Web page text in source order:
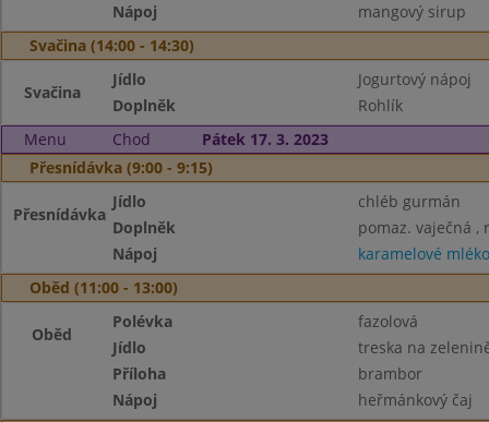
Nápoj
mangový sirup
Svačina (14:00 - 14:30)
Svačina
Jídlo
Jogurtový nápoj
Doplněk
Rohlík
Menu
Chod
Pátek 17. 3. 2023
Přesnídávka (9:00 - 9:15)
Přesnídávka
Jídlo
chléb gurmán
Doplněk
pomaz. vaječná ,
Nápoj
karamelové mléko
Oběd (11:00 - 13:00)
Oběd
Polévka
fazolová
Jídlo
treska na
Příloha
brambor
Nápoj
heřmánkový čaj